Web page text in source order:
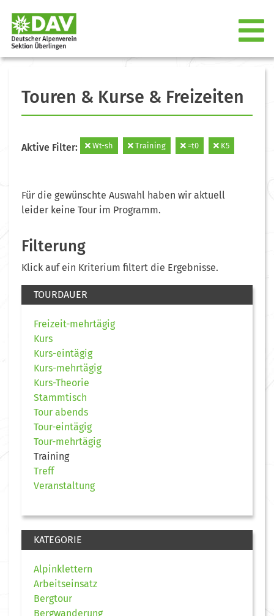
Touren & Kurse & Freizeiten
Aktive Filter: Wt-sh Training =t0 K5
Für die gewünschte Auswahl haben wir aktuell
leider keine Tour im Programm.
Filterung
Klick auf ein Kriterium filtert die Ergebnisse.
TOURDAUER
Freizeit-mehrtägig
Kurs
Kurs-eintägig
Kurs-mehrtägig
Kurs-Theorie
Stammtisch
Tour abends
Tour-eintägig
Tour-mehrtägig
Training
Treff
Veranstaltung
KATEGORIE
Alpinklettern
Arbeitseinsatz
Bergtour
Bergwanderung